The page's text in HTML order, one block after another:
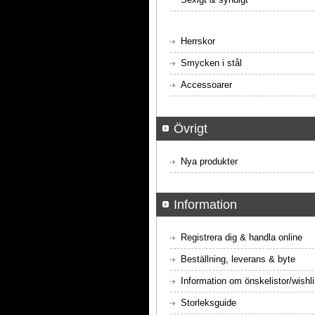
Herrskor
Smycken i stål
Accessoarer
Övrigt
Nya produkter
Information
Registrera dig & handla online
Beställning, leverans & byte
Information om önskelistor/
Storleksguide